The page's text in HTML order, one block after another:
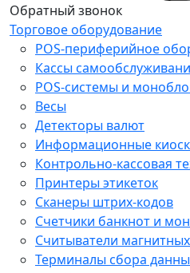
Обратный звонок
Торговое оборудование
POS-периферийное
Кассы
POS-системы и
Весы
Детекторы валют
Информационные
Контрольно-кассовая
Принтеры этикеток
Сканеры штрих-кодов
Счетчики банкнот и
Считыватели
Терминалы сбора